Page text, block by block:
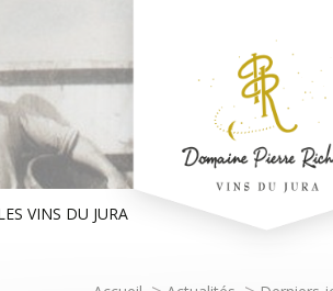
VINS DU JURA